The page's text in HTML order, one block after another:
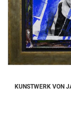
KUNSTWERK VON